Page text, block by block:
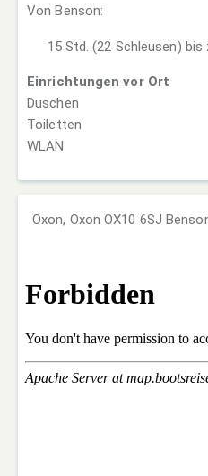
Von Benson:
15 Std. (22 Schleusen)
Einrichtungen vor Ort
Duschen
Toiletten
WLAN
Oxon, Oxon OX10 6SJ